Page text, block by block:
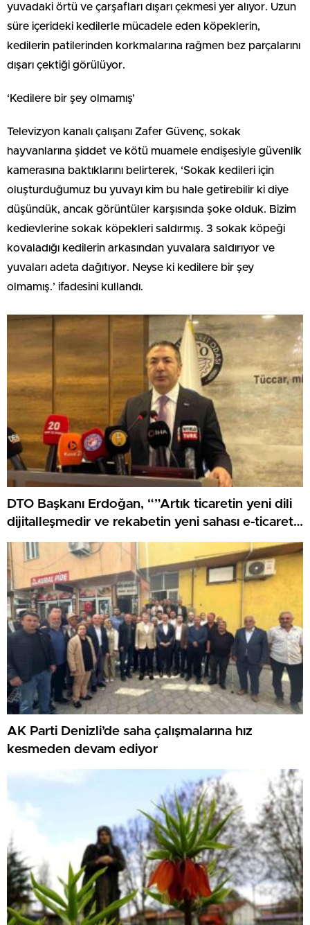
yuvadaki örtü ve çarşafları dışarı çekmesi yer alıyor. Uzun
süre içerideki kedilerle mücadele eden köpeklerin,
kedilerin patilerinden korkmalarına rağmen bez parçalarını
dışarı çektiği görülüyor.
‘Kedilere bir şey olmamış’
Televizyon kanalı çalışanı Zafer Güvenç, sokak
hayvanlarına şiddet ve kötü muamele endişesiyle güvenlik
kamerasına baktıklarını belirterek, ‘Sokak kedileri için
oluşturduğumuz bu yuvayı kim bu hale getirebilir ki diye
düşündük, ancak görüntüler karşısında şoke olduk. Bizim
kedievlerine sokak köpekleri saldırmış. 3 sokak köpeği
kovaladığı kedilerin arkasından yuvalara saldırıyor ve
yuvaları adeta dağıtıyor. Neyse ki kedilere bir şey
olmamış.’ ifadesini kullandı.
DTO Başkanı Erdoğan, “”Artık ticaretin yeni dili
dijitalleşmedir ve rekabetin yeni sahası e-ticaret
olmuştur”
AK Parti Denizli’de saha çalışmalarına hız
kesmeden devam ediyor